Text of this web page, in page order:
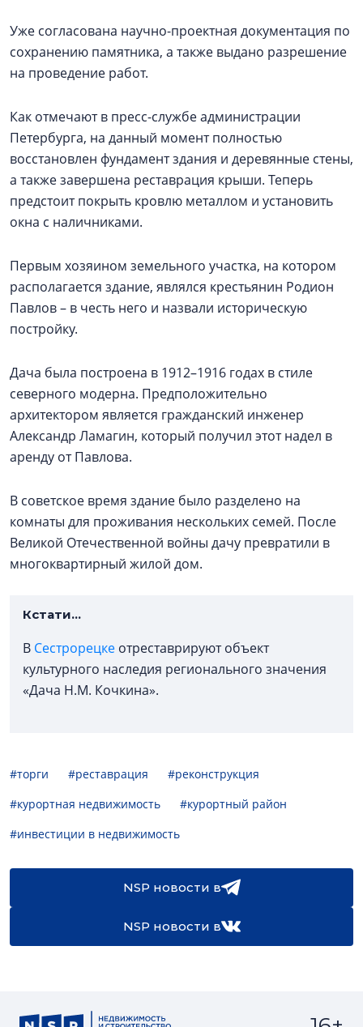
Уже согласована научно-проектная документация по
сохранению памятника, а также выдано разрешение
на проведение работ.
Как отмечают в пресс-службе администрации
Петербурга, на данный момент полностью
восстановлен фундамент здания и деревянные стены,
а также завершена реставрация крыши. Теперь
предстоит покрыть кровлю металлом и установить
окна с наличниками.
Первым хозяином земельного участка, на котором
располагается здание, являлся крестьянин Родион
Павлов – в честь него и назвали историческую
постройку.
Дача была построена в 1912–1916 годах в стиле
северного модерна. Предположительно
архитектором является гражданский инженер
Александр Ламагин, который получил этот надел в
аренду от Павлова.
В советское время здание было разделено на
комнаты для проживания нескольких семей. После
Великой Отечественной войны дачу превратили в
многоквартирный жилой дом.
Кстати...
В Сестрорецке отреставрируют объект
культурного наследия регионального значения
«Дача Н.М. Кочкина».
#торги #реставрация
#реконструкция
#курортная недвижимость
#курортный район
#инвестиции в недвижимость
NSP новости в
NSP новости в